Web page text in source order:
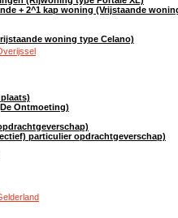
+ 2^1 kap woning (Vrijstaande
woning type Celano)
Ontmoeting)
particulier opdrachtgeverschap)